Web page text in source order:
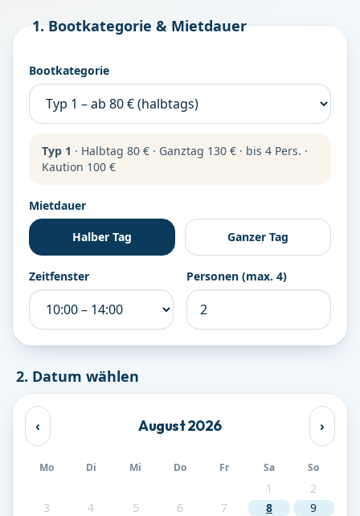
1. Bootkategorie & Mietdauer
Bootkategorie
Typ 1 · Halbtag 80 € · Ganztag 130 € · bis 4 Pers. ·
Kaution 100 €
Mietdauer
Halber Tag Ganzer Tag
Zeitfenster Personen (max. 4)
2. Datum wählen
‹ August2026 ›
Mo Di Mi Do Fr Sa So
1
2
3
4 5 6 7 8
9